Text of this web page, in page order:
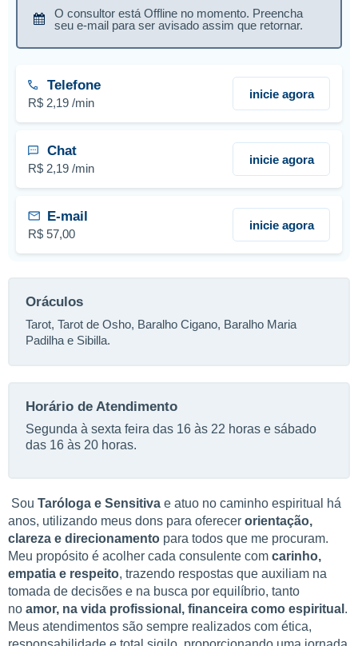
O consultor está Offline no momento. Preencha
seu e-mail para ser avisado assim que retornar.
Telefone
R$ 2,19 /min
inicie agora
Chat
R$ 2,19 /min
inicie agora
E-mail
R$ 57,00
inicie agora
Oráculos
Tarot, Tarot de Osho, Baralho Cigano, Baralho Maria
Padilha e Sibilla.
Horário de Atendimento
Segunda à sexta feira das 16 às 22 horas e sábado
das 16 às 20 horas.
Sou Taróloga e Sensitiva e atuo no caminho espiritual há
anos, utilizando meus dons para oferecer orientação,
clareza e direcionamento para todos que me procuram.
Meu propósito é acolher cada consulente com carinho,
empatia e respeito, trazendo respostas que auxiliam na
tomada de decisões e na busca por equilíbrio, tanto
no amor, na vida profissional, financeira como espiritual .
Meus atendimentos são sempre realizados com ética,